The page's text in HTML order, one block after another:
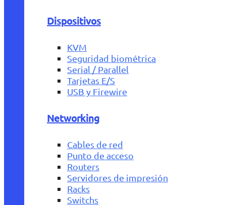
Dispositivos
KVM
Seguridad biométrica
Serial / Parallel
Tarjetas E/S
USB y Firewire
Networking
Cables de red
Punto de acceso
Routers
Servidores de impresión
Racks
Switchs